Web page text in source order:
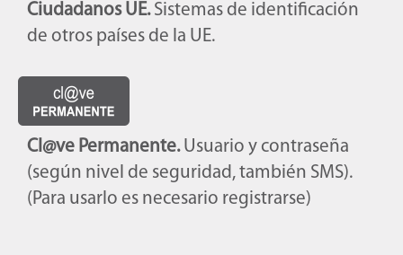
Ciudadanos UE. Sistemas de identificación
de otros países de la UE.
Cl@ve Permanente. Usuario y contraseña
(según nivel de seguridad, también SMS).
(Para usarlo es necesario registrarse)